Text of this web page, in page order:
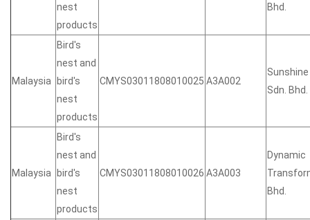
nest
products
Bhd.
Malaysia
Bird's
nest and
bird's
nest
products
CMYS03011808010025 A3A002
Sdn. Bhd.
Malaysia
Bird's
nest and
bird's
nest
products
CMYS03011808010026 A3A003
Dynamic
Bhd.